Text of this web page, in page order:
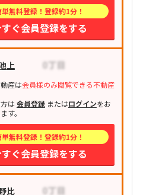
単無料登録！登録約1分！
ぐ会員登録をする
上
産は会員様のみ閲覧できる不動産
は会員登録またはログインをお
す。
単無料登録！登録約1分！
ぐ会員登録をする
比